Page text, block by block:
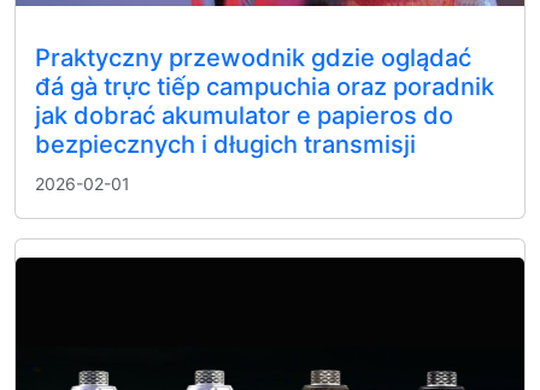
Praktyczny przewodnik gdzie oglądać
đá gà trực tiếp campuchia oraz poradnik
jak dobrać akumulator e papieros do
bezpiecznych i długich transmisji
2026-02-01